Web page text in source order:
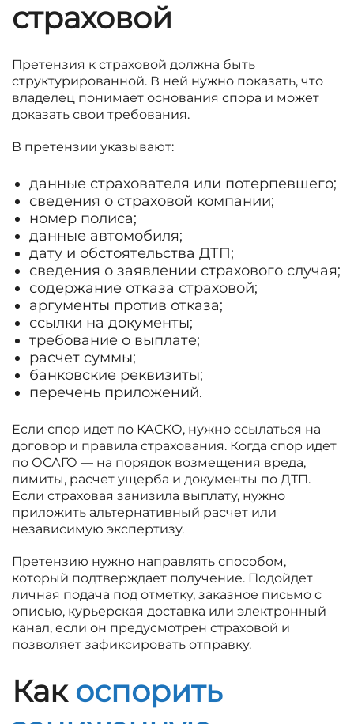
страховой
Претензия к страховой должна быть
структурированной. В ней нужно показать, что
владелец понимает основания спора и может
доказать свои требования.
В претензии указывают:
данные страхователя или потерпевшего;
сведения о страховой компании;
номер полиса;
данные автомобиля;
дату и обстоятельства ДТП;
сведения о заявлении страхового случая;
содержание отказа страховой;
аргументы против отказа;
ссылки на документы;
требование о выплате;
расчет суммы;
банковские реквизиты;
перечень приложений.
Если спор идет по КАСКО, нужно ссылаться на
договор и правила страхования. Когда спор идет
по ОСАГО — на порядок возмещения вреда,
лимиты, расчет ущерба и документы по ДТП.
Если страховая занизила выплату, нужно
приложить альтернативный расчет или
независимую экспертизу.
Претензию нужно направлять способом,
который подтверждает получение. Подойдет
личная подача под отметку, заказное письмо с
описью, курьерская доставка или электронный
канал, если он предусмотрен страховой и
позволяет зафиксировать отправку.
Как оспорить